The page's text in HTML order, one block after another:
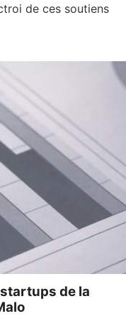
de ces soutiens
de la